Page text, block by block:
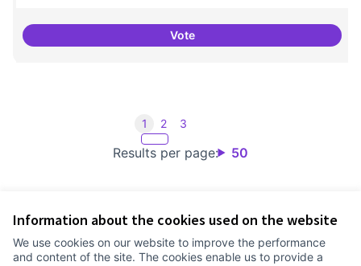
Information about the cookies used on the website
We use cookies on our website to improve the performance
and content of the site. The cookies enable us to provide a
VoteIniciar línia de DDHH i capa
Results per page: 50
1 2 3
Cookie settings
Comunitat Canòdrom at Facebook
(External link)
Comunitat Canòdrom at Instagram
(External link)
Comunitat Canòdrom at YouTube
(External link)